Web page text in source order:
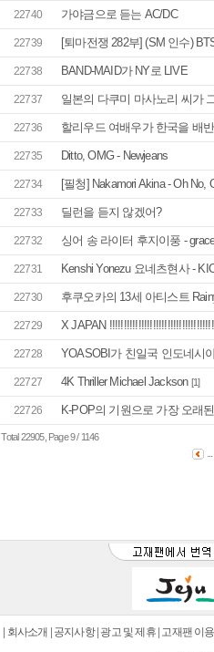
22740 가야금으로 듣는 AC/DC
22739 [퇴마전쟁 282부] (SM 인수)
22738 BAND-MAID가 NY로 LIVE
22737 일본의 다쿠미 마사노리 씨가
22736 할리우드 여배우가 한국을 배
22735 Ditto, OMG - Newjeans
22734 [필청] Nakamori Akina - Oh No,
22733 딜런을 듣지 않겠어?
22732 싱어 송 라이터 후지이풍 -
22731 Kenshi Yonezu 요네츠현사 -
22730 후쿠오카의 13세 아티스트
22729 X JAPAN
22728 YOASOBI가 친일국 인도네시
22727 4K Thriller Michael Jackson [1]
22726 K-POP의 기원으로 가장 오래
Total 22905, Page 9 / 1146
...
회사소개 공지사항| 광고 및 제휴| 고재팬 이